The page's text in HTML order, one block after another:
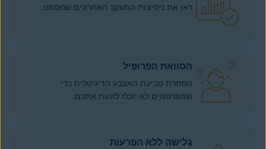
ראו את ניסיונות המעקב האחרונים שחסמנו.
הסוואת הפרופיל
הסתרת טביעת האצבע הדיגיטלית כדי
שמפרסמים לא יוכלו לזהות אתכם.
גלישה ללא הפרעות